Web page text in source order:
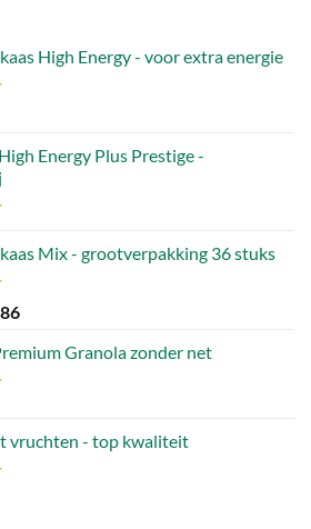
High Energy - voor extra energie
Energy Plus Prestige -
Mix - grootverpakking 36 stuks
Huidige
is:
Granola zonder net
vruchten - top kwaliteit